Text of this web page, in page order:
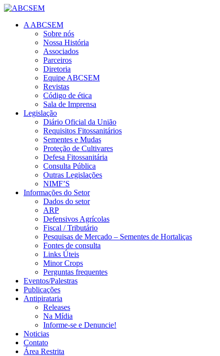
A ABCSEM
Sobre nós
Nossa História
Associados
Parceiros
Diretoria
Equipe ABCSEM
Revistas
Código de ética
Sala de Imprensa
Legislação
Diário Oficial da União
Requisitos Fitossanitários
Sementes e Mudas
Proteção de Cultivares
Defesa Fitossanitária
Consulta Pública
Outras Legislações
NIMF’S
Informações do Setor
Dados do setor
ARP
Defensivos Agrícolas
Fiscal / Tributário
Pesquisas de Mercado – Sementes de Hortaliças
Fontes de consulta
Links Úteis
Minor Crops
Perguntas frequentes
Eventos/Palestras
Publicações
Antipirataria
Releases
Na Mídia
Informe-se e Denuncie!
Noticias
Contato
Área Restrita